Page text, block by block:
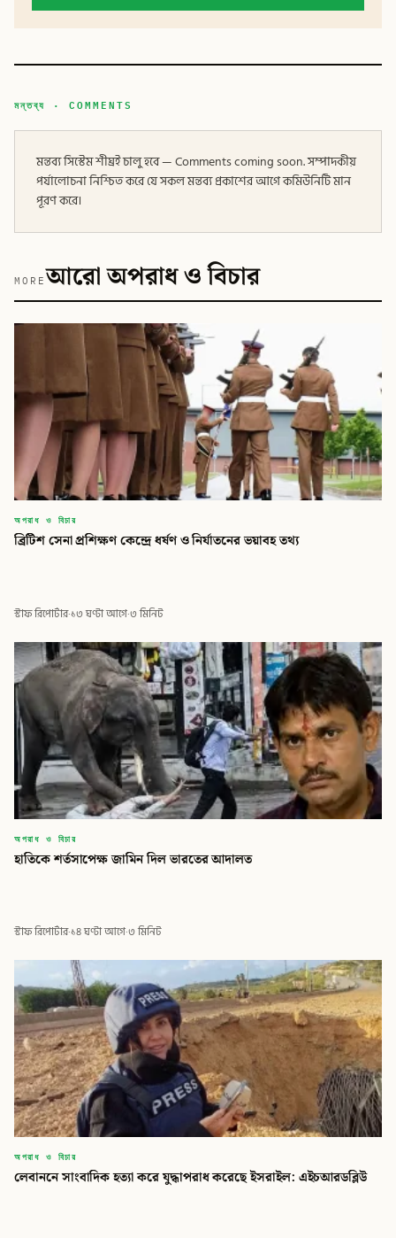
মন্তব্য · COMMENTS
মন্তব্য সিস্টেম শীঘ্রই চালু হবে — Comments coming soon. সম্পাদকীয়
পর্যালোচনা নিশ্চিত করে যে সকল মন্তব্য প্রকাশের আগে কমিউনিটি মান
পূরণ করে।
MOREআরো অপরাধ ও বিচার
অপরাধ ও বিচার
ব্রিটিশ সেনা প্রশিক্ষণ কেন্দ্রে ধর্ষণ ও নির্যাতনের ভয়াবহ তথ্য
স্টাফ রিপোর্টার·১৩ ঘণ্টা আগে·৩ মিনিট
অপরাধ ও বিচার
হাতিকে শর্তসাপেক্ষ জামিন দিল ভারতের আদালত
স্টাফ রিপোর্টার·১৪ ঘণ্টা আগে·৩ মিনিট
অপরাধ ও বিচার
লেবাননে সাংবাদিক হত্যা করে যুদ্ধাপরাধ করেছে ইসরাইল: এইচআরডব্লিউ